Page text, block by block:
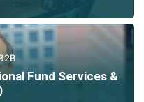
Fund Services &